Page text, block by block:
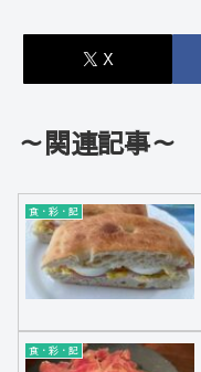
X
～関連記事～
食・彩・記
食・彩・記